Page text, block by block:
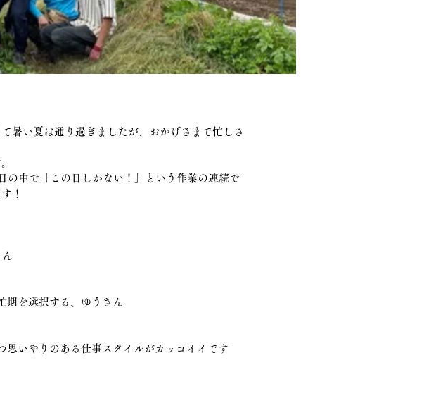
暑い夏は通り過ぎましたが、おかげさまで忙しさ
の中で「この日しかない！」という作業の連続で
！
期を選択する、ゆうさん
思いやりのある仕事スタイルがカッコイイです